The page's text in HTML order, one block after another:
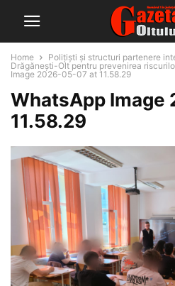
Home
Polițiști și structuri partenere
Drăgănești-Olt pentru prevenirea
Image 2026-05-07 at 11.58.29
WhatsApp
11.58.29